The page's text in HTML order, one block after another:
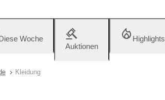
Woche
Auktionen
Highlights
Kleidung